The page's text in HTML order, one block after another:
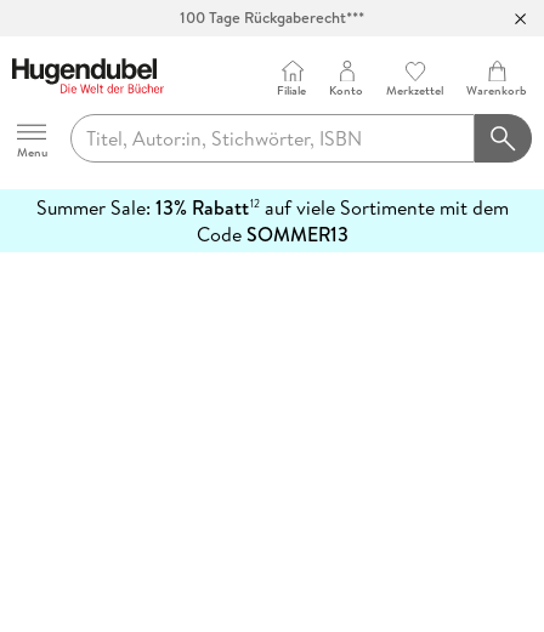
100 Tage Rückgaberecht***
Hugendubel
Menu
Filiale Konto Merkzettel Warenkorb
Summer Sale: 13% Rabatt12auf viele Sortimente mit dem
CodeSOMMER13
erfahren